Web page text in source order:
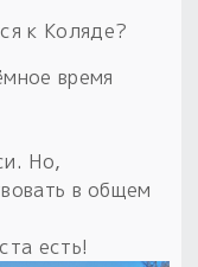
к Коляде?
время
Но,
в общем
есть!